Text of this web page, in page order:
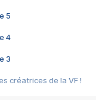
5
4
3
créatrices de la VF !